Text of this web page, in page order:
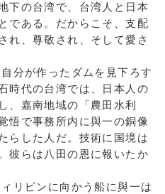
下の台湾で、台湾人と日本
である。だからこそ、支配
れ、尊敬され、そして愛さ
分が作ったダムを見下ろす
時代の台湾では、日本人の
、嘉南地域の「農田水利
悟で事務所内に與一の銅像
らした人だ。技術に国境は
彼らは八田の恩に報いたか
リピンに向かう船に與一は